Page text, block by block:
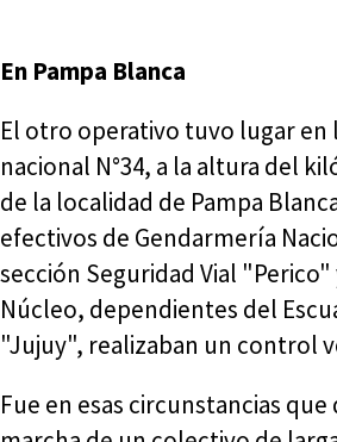
En Pampa Blanca
El otro operativo tuvo lugar en
nacional N°34, a la altura del
de la localidad de Pampa
efectivos de Gendarmería
sección Seguridad Vial "Perico"
Núcleo, dependientes del
"Jujuy", realizaban un control
Fue en esas circunstancias